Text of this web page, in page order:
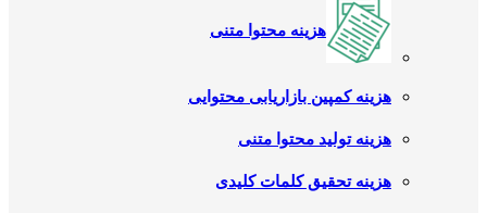
هزینه محتوا متنی
هزینه کمپین بازاریابی محتوایی
هزینه تولید محتوا متنی
هزینه تحقیق کلمات کلیدی